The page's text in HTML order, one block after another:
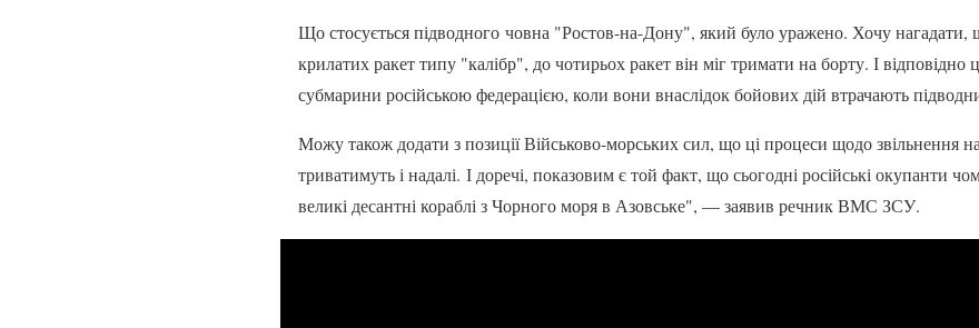
Що стосується підводного човна "Ростов-на-Дону", який було уражено. Хочу нагадати,
крилатих ракет типу "калібр", до чотирьох ракет він міг тримати на борту. І
субмарини російською федерацією, коли вони внаслідок бойових дій втрачають
Можу також додати з позиції Військово-морських сил, що ці процеси щодо звільнення
триватимуть і надалі. І доречі, показовим є той факт, що сьогодні російські окупанти
великі десантні кораблі з Чорного моря в Азовське", — заявив речник ВМС ЗСУ.